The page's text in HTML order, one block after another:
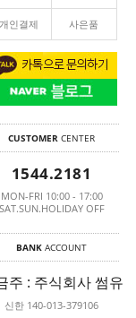
개인결제 사은품
CUSTOMER CENTER
1544.2181
MON-FRI 10:00 - 17:00
SAT.SUN.HOLIDAY OFF
BANK ACCOUNT
주 : 주식회사 썸유
신한 140-013-379106
늘,
뜨
0 원